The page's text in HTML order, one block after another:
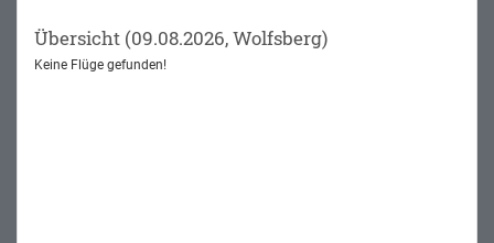
Übersicht (09.08.2026, Wolfsberg)
Keine Flüge gefunden!